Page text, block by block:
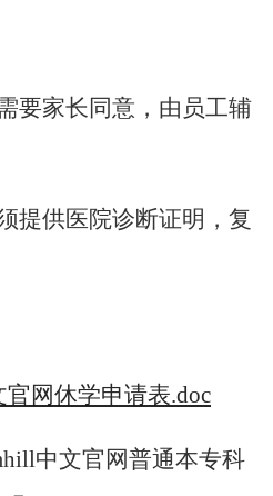
要家长同意，由员工辅
提供医院诊断证明，复
网休学申请表.doc
中文官网普通本专科